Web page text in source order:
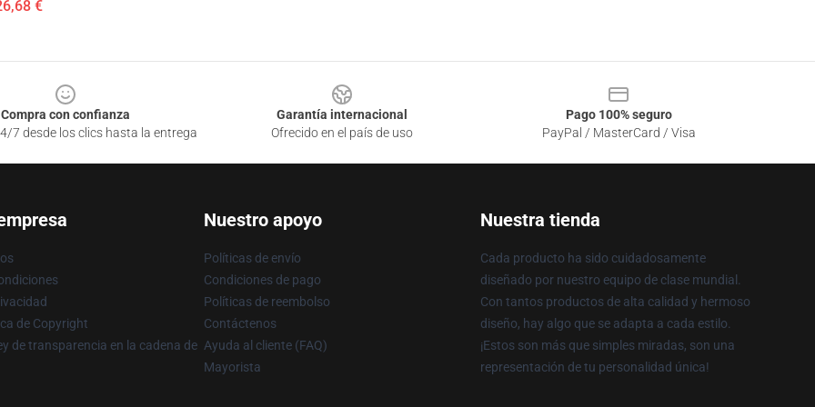
€
Compra con confianza
7 desde los clics hasta la entrega
Garantía internacional
Ofrecido en el país de uso
Pago 100% seguro
PayPal / MasterCard / Visa
de Copyright
de transparencia en la cadena de
Nuestro apoyo
Políticas de envío
Condiciones de pago
Políticas de reembolso
Contáctenos
Ayuda al cliente (FAQ)
Mayorista
Nuestra tienda
Cada producto ha sido cuidadosamente
diseñado por nuestro equipo de clase mundial.
Con tantos productos de alta calidad y hermoso
diseño, hay algo que se adapta a cada estilo.
¡Estos son más que simples miradas, son una
representación de tu personalidad única!